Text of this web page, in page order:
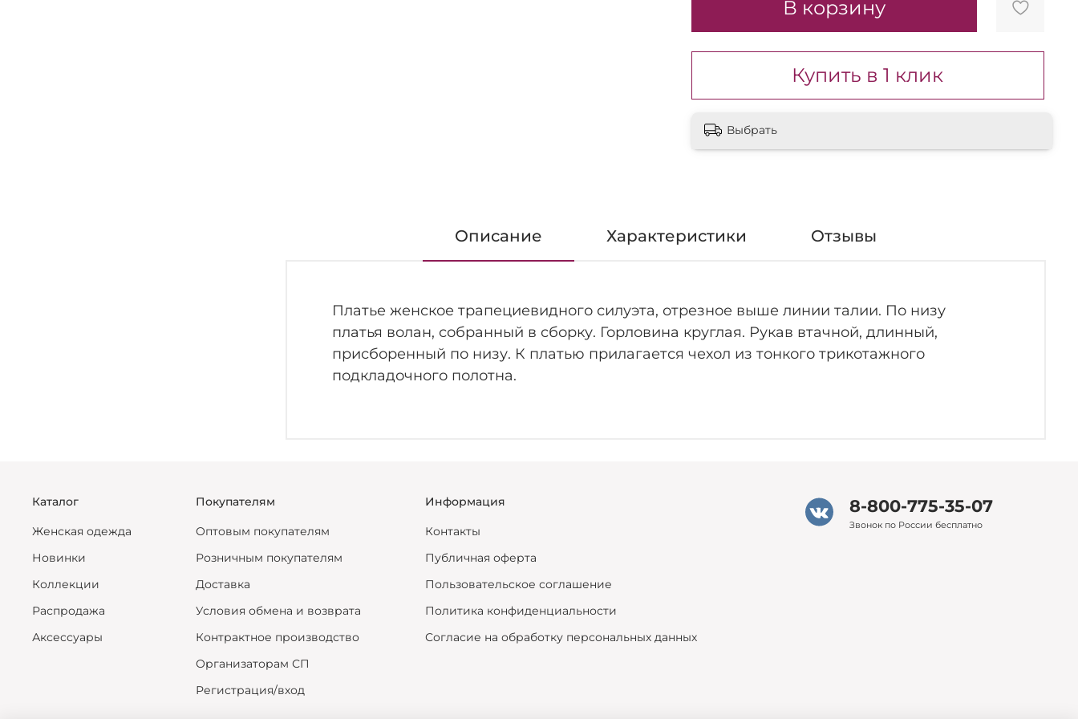
В корзину
Купить в 1 клик
Выбрать
Описание Характеристики Отзывы
Платье женское трапециевидного силуэта, отрезное выше линии талии. По низу
платья волан, собранный в сборку. Горловина круглая. Рукав втачной, длинный,
присборенный по низу. К платью прилагается чехол из тонкого трикотажного
подкладочного полотна.
Каталог
Женская одежда
Новинки
Коллекции
Распродажа
Аксессуары
Покупателям
Оптовым покупателям
Розничным покупателям
Доставка
Условия обмена и возврата
Контрактное производство
Организаторам СП
Регистрация/вход
Информация
Контакты
Публичная оферта
Пользовательское соглашение
Политика конфиденциальности
Согласие на обработку персональных данных
8-800-775-35-07
Звонок по России бесплатно